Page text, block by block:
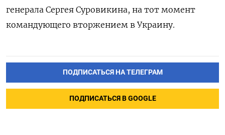
генерала Сергея Суровикина, на тот момент
командующего вторжением в Украину.
ПОДПИСАТЬСЯ НА ТЕЛЕГРАМ
ПОДПИСАТЬСЯ В GOOGLE